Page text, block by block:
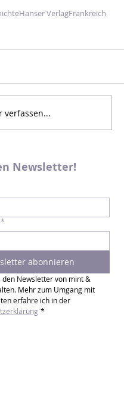
Hanser VerlagFrankreich
verfassen...
Newsletter!
*
abonnieren
den Newsletter von mint &
Mehr zum Umgang mit
*